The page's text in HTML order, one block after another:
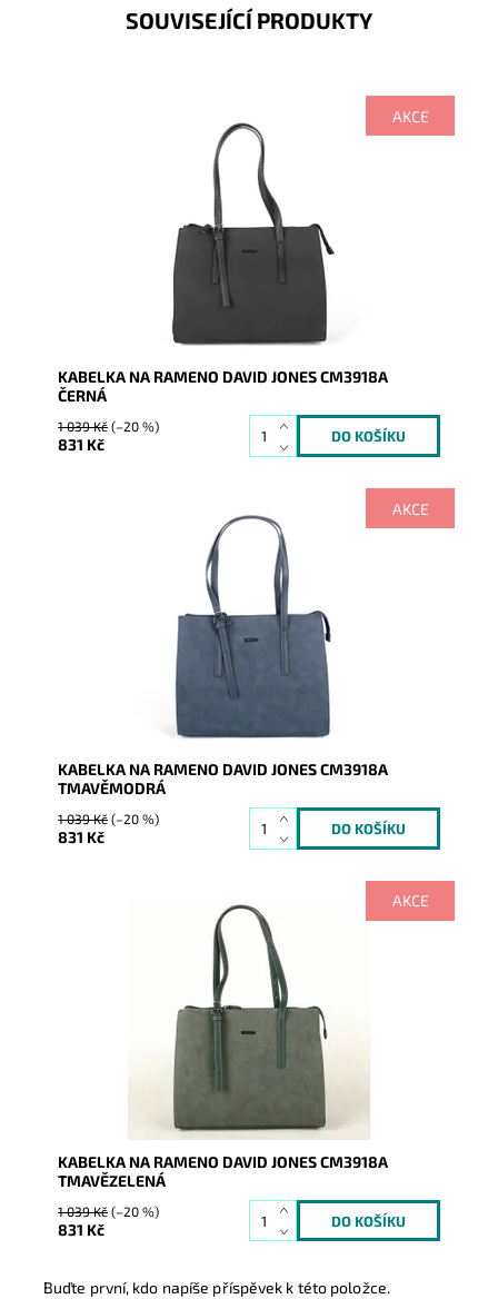
SOUVISEJÍCÍ PRODUKTY
AKCE
Výhodou této středně velké kabelky je nastavitelná
Skladem
1622
David Jones Paris
2 roky
KABELKA NA RAMENO DAVID JONES CM3918A
ČERNÁ
1 039 Kč(–20 %)
831 Kč
AKCE
Výhodou této středně velké kabelky je nastavitelná
Skladem
1623
David Jones Paris
2 roky
KABELKA NA RAMENO DAVID JONES CM3918A
TMAVĚMODRÁ
1 039 Kč(–20 %)
831 Kč
AKCE
Výhodou této středně velké kabelky je nastavitelná
Skladem
1626
David Jones Paris
2 roky
KABELKA NA RAMENO DAVID JONES CM3918A
TMAVĚZELENÁ
1 039 Kč(–20 %)
831 Kč
Buďte první, kdo napíše příspěvek k této položce.